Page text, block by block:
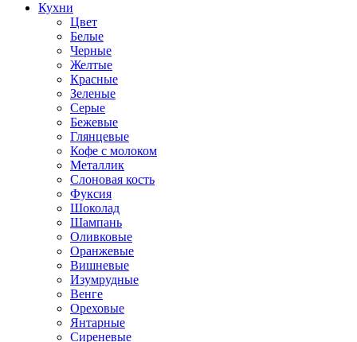
Кухни
Цвет
Белые
Черные
Желтые
Красные
Зеленые
Серые
Бежевые
Глянцевые
Кофе с молоком
Металлик
Слоновая кость
Фуксия
Шоколад
Шампань
Оливковые
Оранжевые
Вишневые
Изумрудные
Венге
Ореховые
Янтарные
Сиреневые